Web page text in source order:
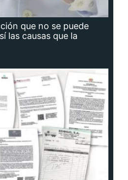
que no se puede
las causas que la